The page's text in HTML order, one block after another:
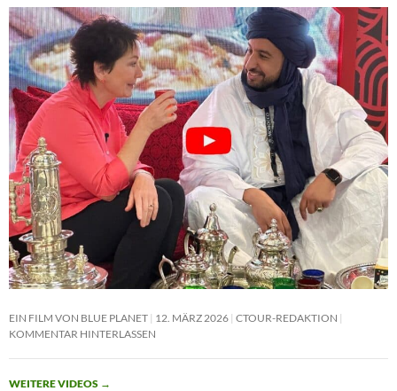
EIN FILM VON BLUE PLANET 12. MÄRZ 2026 CTOUR-REDAKTION
KOMMENTAR HINTERLASSEN
WEITERE VIDEOS →